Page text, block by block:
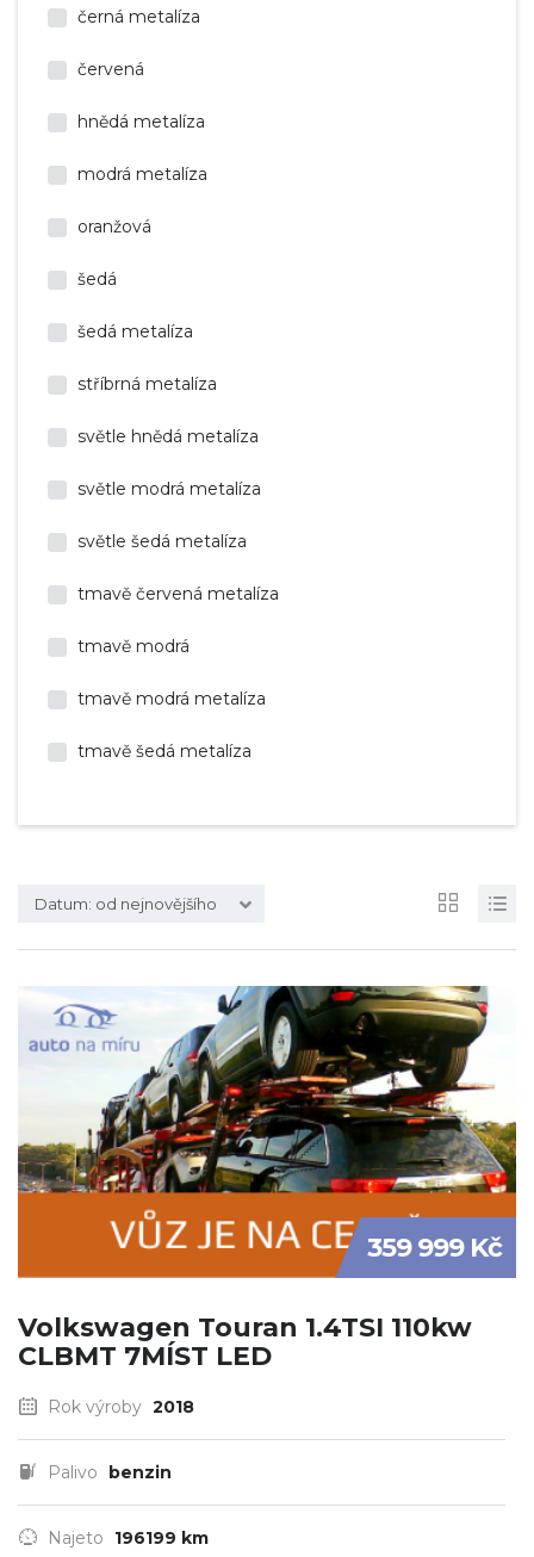
černá metalíza
červená
hnědá metalíza
modrá metalíza
oranžová
šedá
šedá metalíza
stříbrná metalíza
světle hnědá metalíza
světle modrá metalíza
světle šedá metalíza
tmavě červená metalíza
tmavě modrá
tmavě modrá metalíza
tmavě šedá metalíza
Datum: od nejnovějšího
359 999 Kč
Volkswagen Touran 1.4TSI 110kw
CLBMT 7MÍST LED
Rok výroby 2018
Palivo benzin
Najeto 196199 km